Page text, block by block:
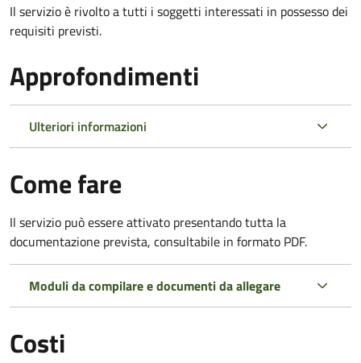
Il servizio è rivolto a tutti i soggetti interessati in possesso dei
requisiti previsti.
Approfondimenti
Ulteriori informazioni
Come fare
Il servizio può essere attivato presentando tutta la
documentazione prevista, consultabile in formato PDF.
Moduli da compilare e documenti da allegare
Costi